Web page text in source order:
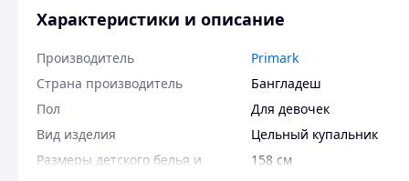
Характеристики и описание
Производитель
Primark
Страна производитель
Бангладеш
Пол
Для девочек
Вид изделия
Цельный купальник
Размеры детского белья и
158 см